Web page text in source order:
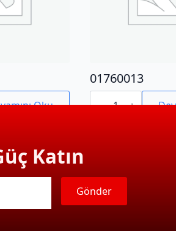
Oku
01760013
01760013
adet
Katın
Gönder